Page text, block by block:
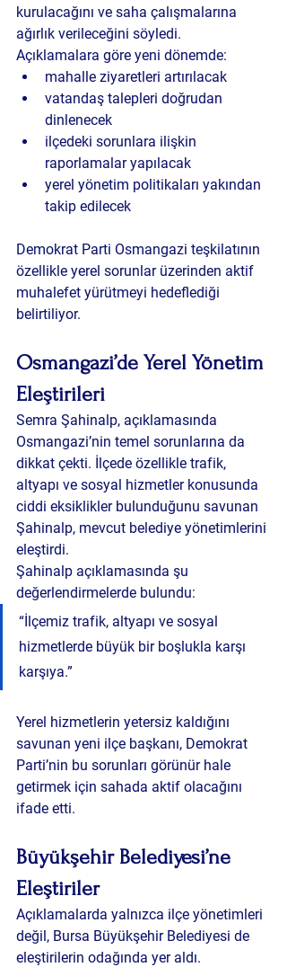
kurulacağını ve saha çalışmalarına
ağırlık verileceğini söyledi.
Açıklamalara göre yeni dönemde:
mahalle ziyaretleri artırılacak
vatandaş talepleri doğrudan
dinlenecek
ilçedeki sorunlara ilişkin
raporlamalar yapılacak
yerel yönetim politikaları yakından
takip edilecek
Demokrat Parti Osmangazi teşkilatının
özellikle yerel sorunlar üzerinden aktif
muhalefet yürütmeyi hedeflediği
belirtiliyor.
Osmangazi’de Yerel Yönetim
Eleştirileri
Semra Şahinalp, açıklamasında
Osmangazi’nin temel sorunlarına da
dikkat çekti. İlçede özellikle trafik,
altyapı ve sosyal hizmetler konusunda
ciddi eksiklikler bulunduğunu savunan
Şahinalp, mevcut belediye yönetimlerini
eleştirdi.
Şahinalp açıklamasında şu
değerlendirmelerde bulundu:
“İlçemiz trafik, altyapı ve sosyal
hizmetlerde büyük bir boşlukla karşı
karşıya.”
Yerel hizmetlerin yetersiz kaldığını
savunan yeni ilçe başkanı, Demokrat
Parti’nin bu sorunları görünür hale
getirmek için sahada aktif olacağını
ifade etti.
Büyükşehir Belediyesi’ne
Eleştiriler
Açıklamalarda yalnızca ilçe yönetimleri
değil, Bursa Büyükşehir Belediyesi de
eleştirilerin odağında yer aldı.